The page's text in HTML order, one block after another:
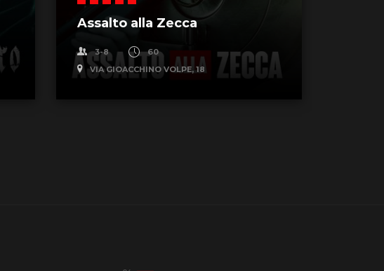
Assalto alla Zecca
3-8
60
VIA GIOACCHINO VOLPE, 18